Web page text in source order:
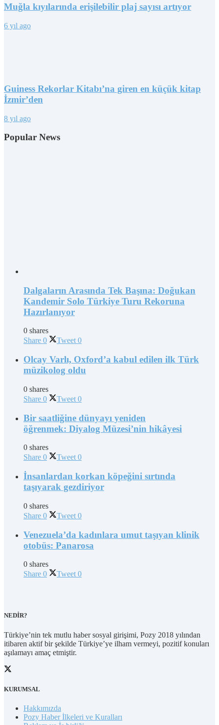
Muğla kıyılarında erişilebilir plaj sayısı artıyor
6 yıl ago
Guiness Rekorlar Kitabı’na giren en küçük kitap
İzmir’den
8 yıl ago
Popular News
Dalgaların Arasında Tek Başına: Doğukan
Kandemir Solo Türkiye Turu Rekoruna
Hazırlanıyor
0 shares
Share 0 Tweet 0
Olcay Varlı, Oxford’a kabul edilen ilk Türk
müzikolog oldu
0 shares
Share 0 Tweet 0
Bir saatliğine dünyayı yeniden
öğrenmek: Diyalog Müzesi’nin hikâyesi
0 shares
Share 0 Tweet 0
İnsanlardan korkan köpeğini sırtında
taşıyarak gezdiriyor
0 shares
Share 0 Tweet 0
Venezuela’da kadınlara umut taşıyan klinik
otobüs: Panarosa
0 shares
Share 0 Tweet 0
NEDİR?
Türkiye’nin tek mutlu haber sosyal girişimi, Pozy 2018 yılından
itibaren aktif bir şekilde Türkiye’ye ilham vermeyi, pozitif konuları
aşılamayı amaç etmiştir.
KURUMSAL
Hakkımızda
Pozy Haber İlkeleri ve Kuralları